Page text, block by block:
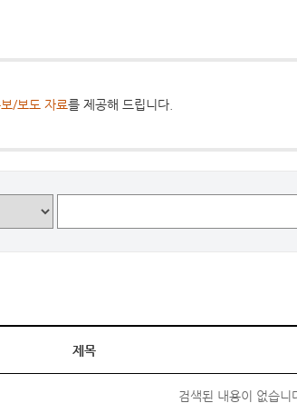
/보도 자료를 제공해 드립니다.
제목
검색된 내용이 없습니